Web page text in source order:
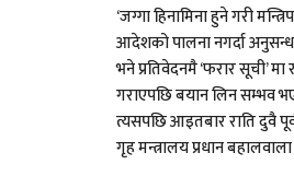
‘जग्गा हिनामिना हुने गरी
आदेशको पालना नगर्दा
भने प्रतिवेदनमै ‘फरार सूची’
गराएपछि बयान लिन सम्भव
त्यसपछि आइतबार राति दुवै
गृह मन्त्रालय प्रधान